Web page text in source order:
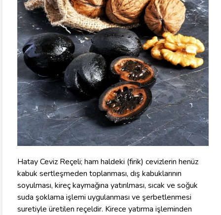
Hatay Ceviz Reçeli; ham haldeki (firik) cevizlerin henüz
kabuk sertleşmeden toplanması, dış kabuklarının
soyulması, kireç kaymağına yatırılması, sıcak ve soğuk
suda şoklama işlemi uygulanması ve şerbetlenmesi
suretiyle üretilen reçeldir. Kirece yatırma işleminden